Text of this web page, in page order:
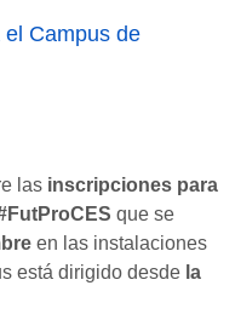
Campus de
las inscripciones para
que se
en las instalaciones
está dirigido desde la